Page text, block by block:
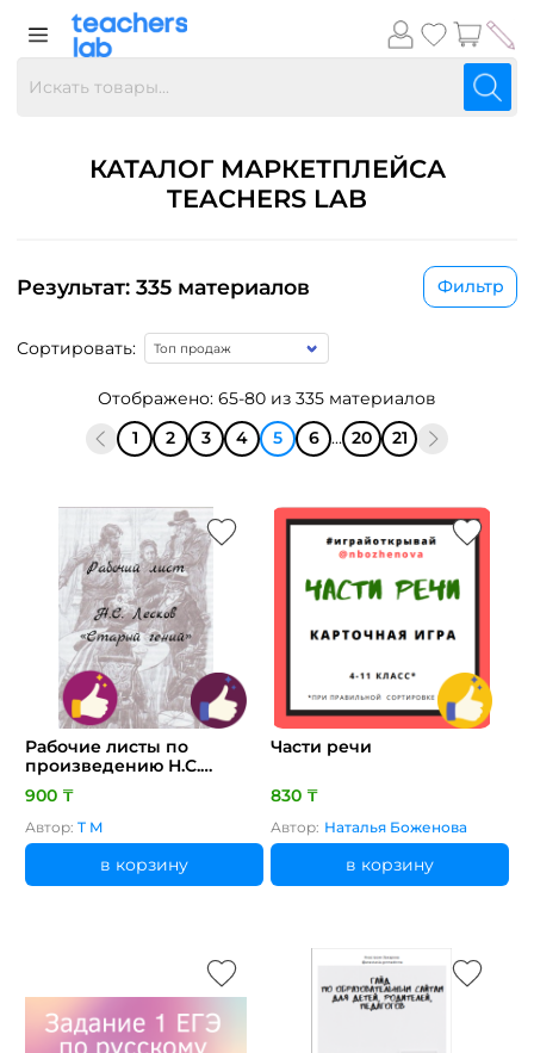
КАТАЛОГ МАРКЕТПЛЕЙСА
TEACHERS LAB
Результат: 335 материалов Фильтр
Сортировать:
Отображено: 65-80 из 335 материалов
1
2 3 4 5 6 ... 20 21
Рабочие листы по
произведению Н.С.
Лескова - «Старый гений»
900 ₸
Автор: T M
в корзину
Части речи
830 ₸
Автор: Наталья Боженова
в корзину